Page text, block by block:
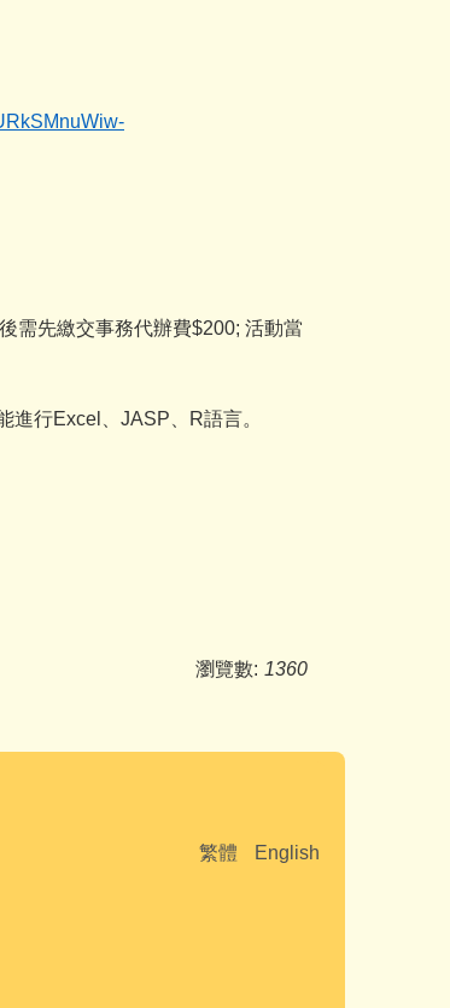
需先繳交事務代辦費$200; 活動當
行Excel、JASP、R語言。
瀏覽數: 1360
繁體 English